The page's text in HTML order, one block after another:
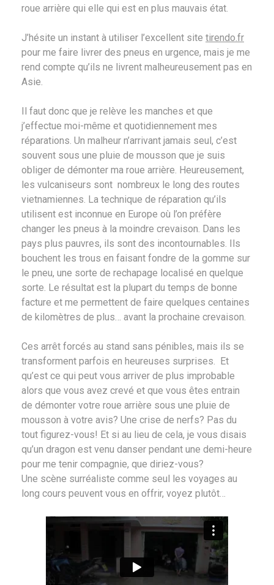
roue arrière qui elle qui est en plus mauvais état.
J’hésite un instant à utiliser l’excellent site tirendo.fr
pour me faire livrer des pneus en urgence, mais je me
rend compte qu’ils ne livrent malheureusement pas en
Asie.
Il faut donc que je relève les manches et que
j’effectue moi-même et quotidiennement mes
réparations. Un malheur n’arrivant jamais seul, c’est
souvent sous une pluie de mousson que je suis
obliger de démonter ma roue arrière. Heureusement,
les vulcaniseurs sont nombreux le long des routes
vietnamiennes. La technique de réparation qu’ils
utilisent est inconnue en Europe où l’on préfère
changer les pneus à la moindre crevaison. Dans les
pays plus pauvres, ils sont des incontournables. Ils
bouchent les trous en faisant fondre de la gomme sur
le pneu, une sorte de rechapage localisé en quelque
sorte. Le résultat est la plupart du temps de bonne
facture et me permettent de faire quelques centaines
de kilomètres de plus… avant la prochaine crevaison.
Ces arrêt forcés au stand sans pénibles, mais ils se
transforment parfois en heureuses surprises. Et
qu’est ce qui peut vous arriver de plus improbable
alors que vous avez crevé et que vous êtes entrain
de démonter votre roue arrière sous une pluie de
mousson à votre avis? Une crise de nerfs? Pas du
tout figurez-vous! Et si au lieu de cela, je vous disais
qu’un dragon est venu danser pendant une demi-heure
pour me tenir compagnie, que diriez-vous?
Une scène surréaliste comme seul les voyages au
long cours peuvent vous en offrir, voyez plutôt…